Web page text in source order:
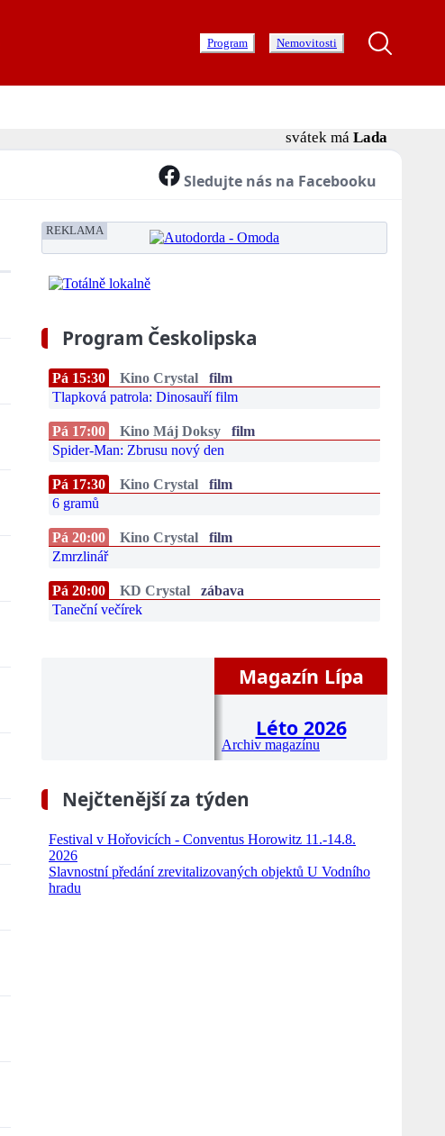
Program Nemovitosti
svátek má Lada
Sledujte nás na Facebooku
REKLAMA
Program Českolipska
Pá 15:30 Kino Crystal
film
Tlapková patrola: Dinosauří film
Pá 17:00 Kino Máj Doksy
film
Spider-Man: Zbrusu nový den
Pá 17:30 Kino Crystal
film
6 gramů
Pá 20:00 Kino Crystal
film
Zmrzlinář
Pá 20:00 KD Crystal
zábava
Taneční večírek
Magazín Lípa
Léto 2026
Archiv magazínu
Nejčtenější za týden
Festival v Hořovicích - Conventus Horowitz 11.-14.8.
2026
Slavnostní předání zrevitalizovaných objektů U Vodního
hradu